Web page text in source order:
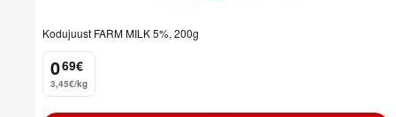
Kodujuust FARM MILK 5%, 200g
0
. 69€
3,45€/kg